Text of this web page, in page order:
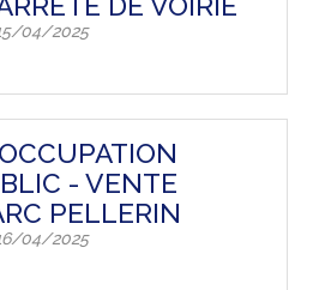
04/2025
- VENTE
PELLERIN
04/2025